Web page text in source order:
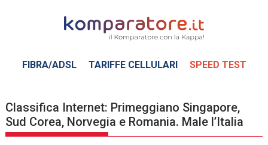
FIBRA/ADSL TARIFFE CELLULARI SPEED TEST
Classifica Internet: Primeggiano Singapore,
Sud Corea, Norvegia e Romania. Male l’Italia